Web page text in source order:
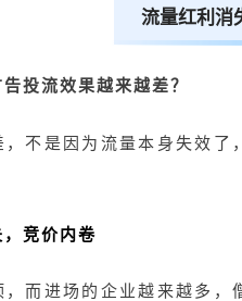
流量红利消
投流效果越来越差？
，不是因为流量本身失效了
竞价内卷
，而进场的企业越来越多